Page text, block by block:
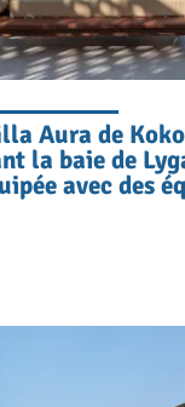
Aura de
la baie de
avec des